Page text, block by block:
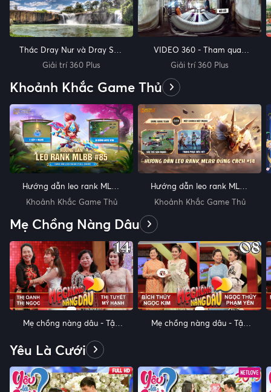
Thác Dray Nur và Dray Sap
- Buôn Mê Thuột
Giải trí 360 Plus
VIDEO 360 - Tham quan
làng lụa Vạn Phúc - Hà
Giải trí 360 Plus
Khoảnh Khắc Game Thủ
Hướng dẫn leo rank MLBB
đúng cách #85
Khoảnh Khắc Game Thủ
Hướng dẫn leo rank MLBB
đúng cách #82
Khoảnh Khắc Game Thủ
Mẹ Chồng Nàng Dâu
Mẹ chồng nàng dâu - Tập
BỒNG CON BỎ ĐI, bị mẹ
chồng đòi TỪ MẶT
Mẹ chồng nàng dâu - Tập
Yêu Là Cưới